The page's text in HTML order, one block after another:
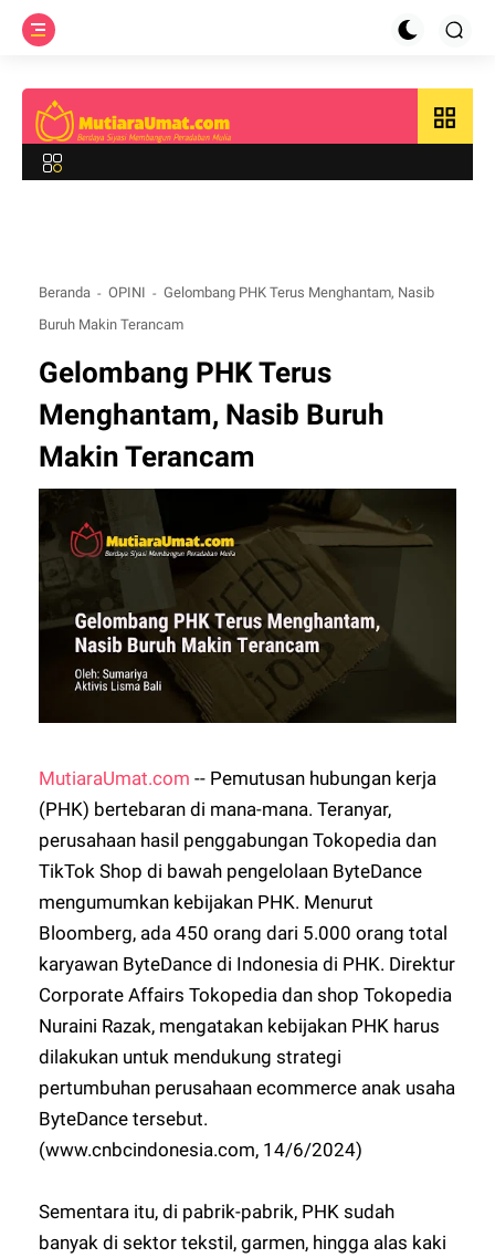
grid_view
Beranda OPINI
Gelombang PHK Terus Menghantam, Nasib
Buruh Makin Terancam
Gelombang PHK Terus
Menghantam, Nasib Buruh
Makin Terancam
MutiaraUmat.com -- Pemutusan hubungan kerja
(PHK) bertebaran di mana-mana. Teranyar,
perusahaan hasil penggabungan Tokopedia dan
TikTok Shop di bawah pengelolaan ByteDance
mengumumkan kebijakan PHK. Menurut
Bloomberg, ada 450 orang dari 5.000 orang total
karyawan ByteDance di Indonesia di PHK. Direktur
Corporate Affairs Tokopedia dan shop Tokopedia
Nuraini Razak, mengatakan kebijakan PHK harus
dilakukan untuk mendukung strategi
pertumbuhan perusahaan ecommerce anak usaha
ByteDance tersebut.
(www.cnbcindonesia.com, 14/6/2024)
Sementara itu, di pabrik-pabrik, PHK sudah
banyak di sektor tekstil, garmen, hingga alas kaki